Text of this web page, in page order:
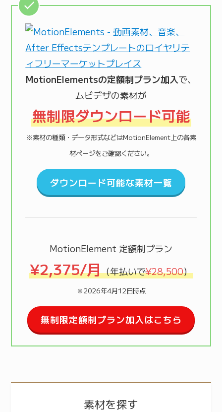
MotionElementsの定額制プラン加入で、
ムビデザの素材が
無制限ダウンロード可能
※素材の種類・データ形式などはMotionElement上の各素
材ページをご確認ください。
ダウンロード可能な素材一覧
MotionElement 定額制プラン
¥2,375/月（年払いで¥28,500）
※2026年4月12日時点
無制限定額制プラン加入はこちら
素材を探す